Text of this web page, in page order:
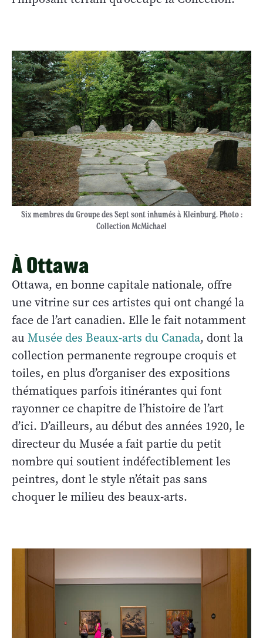
Six membres du Groupe des Sept sont inhumés à Kleinburg. Photo :
Collection McMichael
À Ottawa
Ottawa, en bonne capitale nationale, offre
une vitrine sur ces artistes qui ont changé la
face de l’art canadien. Elle le fait notamment
au Musée des Beaux-arts du Canada, dont la
collection permanente regroupe croquis et
toiles, en plus d’organiser des expositions
thématiques parfois itinérantes qui font
rayonner ce chapitre de l’histoire de l’art
d’ici. D’ailleurs, au début des années 1920, le
directeur du Musée a fait partie du petit
nombre qui soutient indéfectiblement les
peintres, dont le style n’était pas sans
choquer le milieu des beaux-arts.